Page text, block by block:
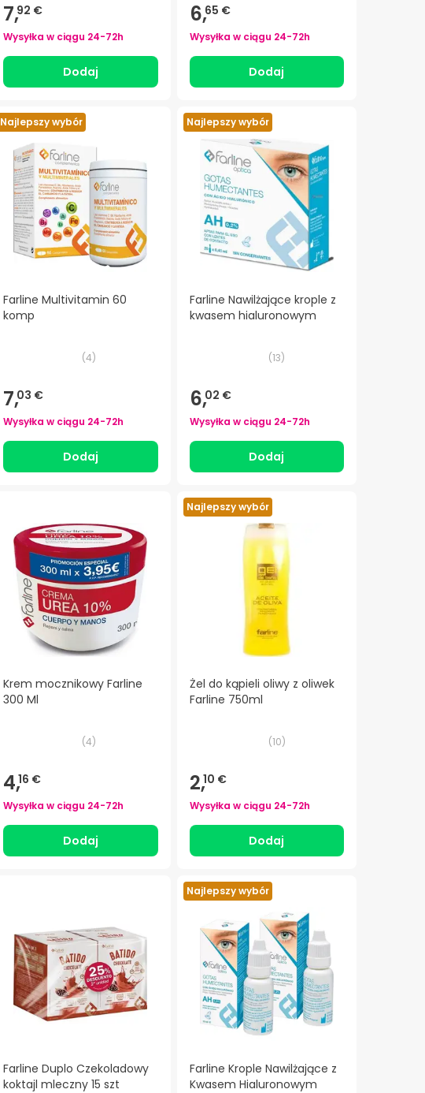
7,92 €
Wysyłka w ciągu 24-72h
Dodaj
6,65 €
Wysyłka w ciągu 24-72h
Dodaj
Najlepszy wybór
Farline Multivitamin 60
komp
(4)
7,03 €
Wysyłka w ciągu 24-72h
Dodaj
Najlepszy wybór
Farline Nawilżające krople z
kwasem hialuronowym
(13)
6,02 €
Wysyłka w ciągu 24-72h
Dodaj
Krem mocznikowy Farline
300 Ml
(4)
4,16 €
Wysyłka w ciągu 24-72h
Dodaj
Najlepszy wybór
Żel do kąpieli oliwy z oliwek
Farline 750ml
(10)
2,10 €
Wysyłka w ciągu 24-72h
Dodaj
Farline Duplo Czekoladowy
koktajl mleczny 15 szt
Najlepszy wybór
Farline Krople Nawilżające z
Kwasem Hialuronowym